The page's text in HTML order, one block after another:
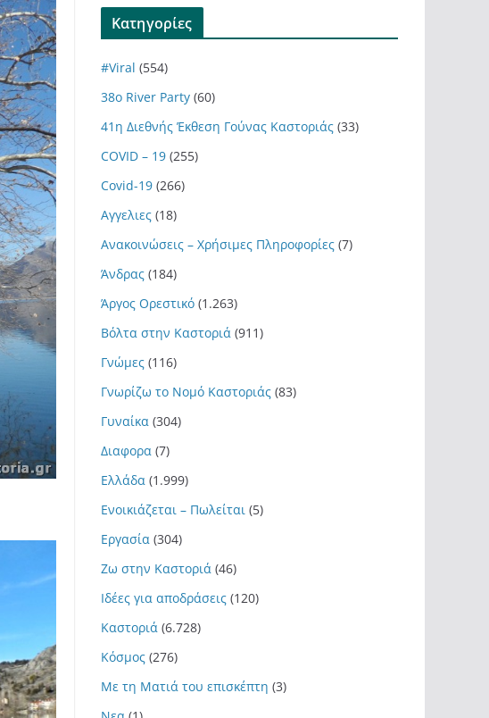
Kατηγορίες
#Viral (554)
38ο River Party (60)
41η Διεθνής Έκθεση Γούνας Καστοριάς (33)
COVID – 19 (255)
Covid-19 (266)
Αγγελιες (18)
Ανακοινώσεις – Χρήσιμες Πληροφορίες (7)
Άνδρας (184)
Άργος Ορεστικό (1.263)
Βόλτα στην Καστοριά (911)
Γνώμες (116)
Γνωρίζω το Νομό Καστοριάς (83)
Γυναίκα (304)
Διαφορα (7)
Ελλάδα (1.999)
Ενοικιάζεται – Πωλείται (5)
Εργασία (304)
Ζω στην Καστοριά (46)
Ιδέες για αποδράσεις (120)
Καστοριά (6.728)
Κόσμος (276)
Με τη Ματιά του επισκέπτη (3)